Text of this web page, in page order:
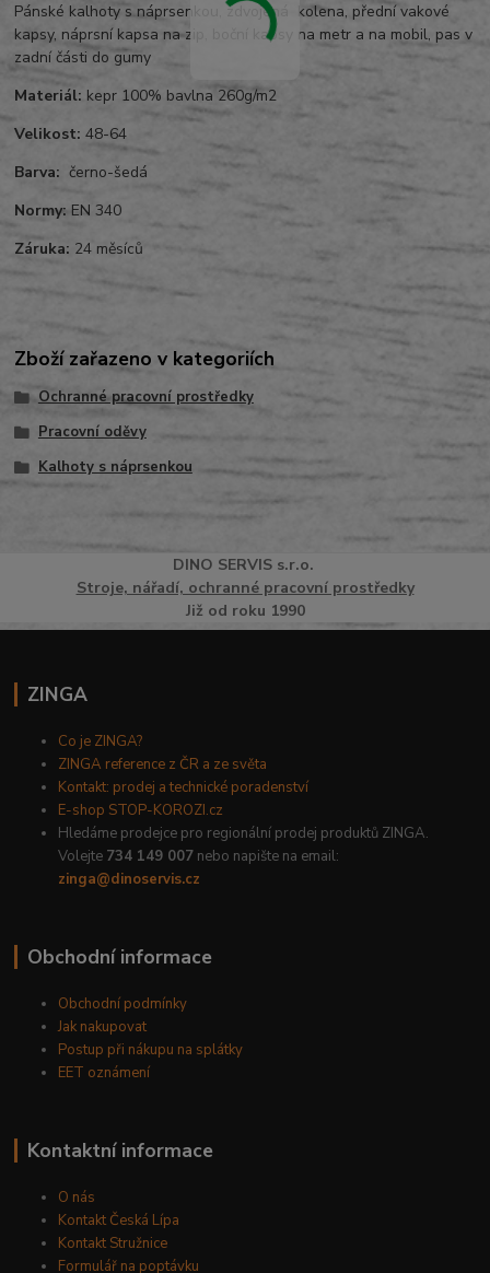
Pánské kalhoty s náprsenkou, zdvojená kolena, přední vakové
kapsy, náprsní kapsa na zip, boční kapsy na metr a na mobil, pas v
zadní části do gumy
Materiál: kepr 100% bavlna 260g/m2
Velikost: 48-64
Barva: černo-šedá
Normy: EN 340
Záruka: 24 měsíců
Zboží zařazeno v kategoriích
Ochranné pracovní prostředky
Pracovní oděvy
Kalhoty s náprsenkou
DINO SERVISs.r.o.
Stroje, nářadí, ochranné pracovní prostředky
Již od roku 1990
ZINGA
Co je ZINGA?
ZINGA reference z ČR a ze světa
Kontakt: prodej a technické poradenství
E-shop STOP-KOROZI.cz
Hledáme prodejce pro regionální prodej produktů ZINGA.
Volejte 734 149 007 nebo napište na email:
zinga@dinoservis.cz
Obchodní informace
Obchodní podmínky
Jak nakupovat
Postup při nákupu na splátky
EET oznámení
Kontaktní informace
O nás
Kontakt Česká Lípa
Kontakt Stružnice
Formulář na poptávku